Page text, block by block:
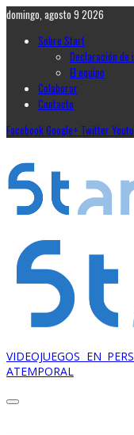
domingo, agosto 9 2026
Sobre Start
Declaración de
El equipo
Colaborar
Contacto
FacebookGoogle+ Twitter
VIDEOJUEGOS EN
ATEMPORAL